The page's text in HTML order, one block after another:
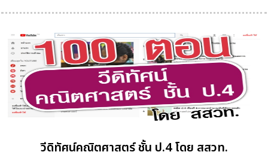
วีดิทัศน์คณิตศาสตร์ ชั้น ป.4 โดย สสวท.